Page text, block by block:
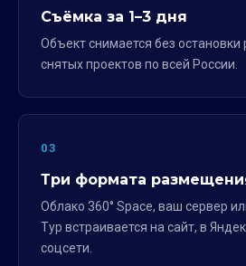
Съёмка за 1–3 дня
Объект снимается без остановки
снятых проектов по всей России.
03
Три формата
Облако 360° Space, ваш сервер
Тур встраивается на сайт, в
соцсети.